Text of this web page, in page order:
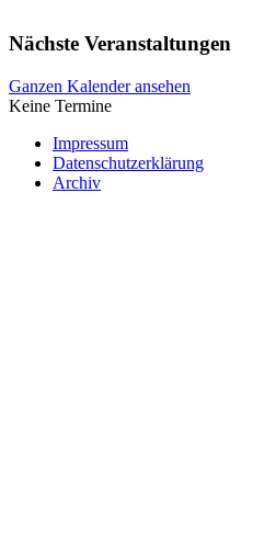
Nächste Veranstaltungen
Ganzen Kalender ansehen
Keine Termine
Impressum
Datenschutzerklärung
Archiv